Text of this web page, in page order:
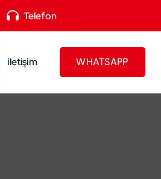
Telefon
iletişim